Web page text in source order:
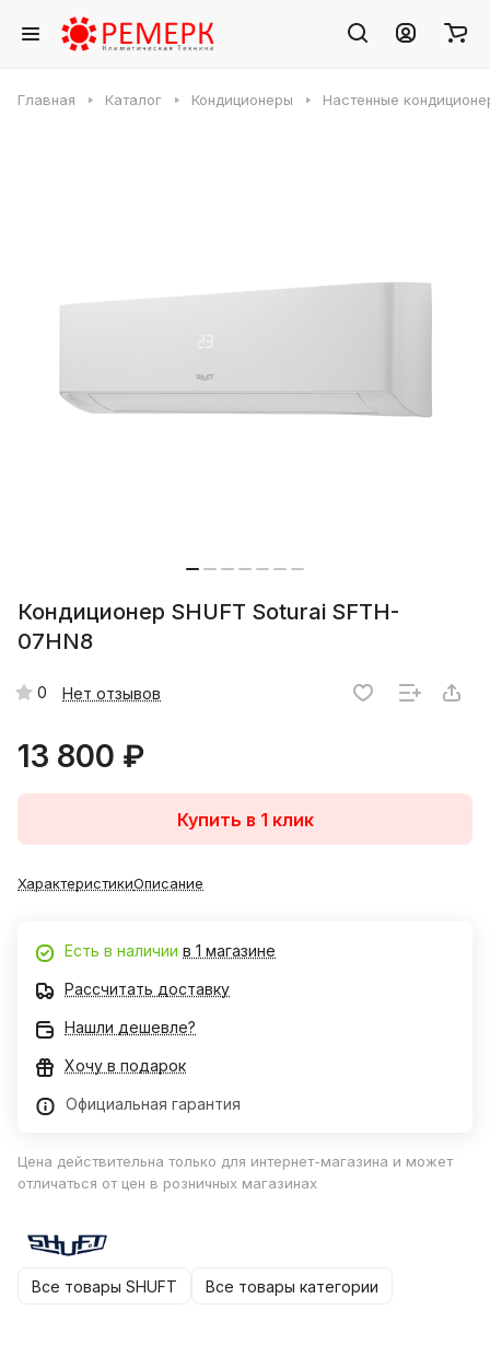
Главная Каталог Кондиционеры Настенные
Кондиционер SHUFT Soturai SFTH-
07HN8
0 Нет отзывов
13 800 ₽
Купить в 1 клик
ХарактеристикиОписание
Есть в наличии в 1 магазине
Рассчитать доставку
Нашли дешевле?
Хочу в подарок
Официальная гарантия
Цена действительна только для интернет-магазина и может
отличаться от цен в розничных магазинах
Все товары SHUFT Все товары категории